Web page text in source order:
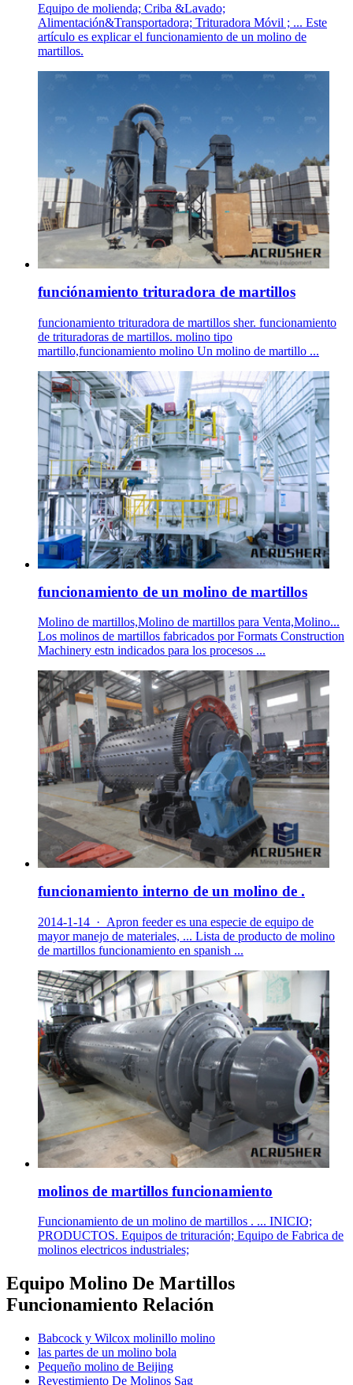
Equipo de molienda; Criba &Lavado;
Alimentación&Transportadora; Trituradora Móvil ; ... Este
artículo es explicar el funcionamiento de un molino de
martillos.
funciónamiento trituradora de martillos
funcionamiento trituradora de martillos sher. funcionamiento
de trituradoras de martillos. molino tipo
martillo,funcionamiento molino Un molino de martillo ...
funcionamiento de un molino de martillos
Molino de martillos,Molino de martillos para Venta,Molino...
Los molinos de martillos fabricados por Formats Construction
Machinery estn indicados para los procesos ...
funcionamiento interno de un molino de .
2014-1-14 · Apron feeder es una especie de equipo de
mayor manejo de materiales, ... Lista de producto de molino
de martillos funcionamiento en spanish ...
molinos de martillos funcionamiento
Funcionamiento de un molino de martillos . ... INICIO;
PRODUCTOS. Equipos de trituración; Equipo de Fabrica de
molinos electricos industriales;
Equipo Molino De Martillos
Funcionamiento Relación
Babcock y Wilcox molinillo molino
las partes de un molino bola
Pequeño molino de Beijing
Revestimiento De Molinos Sag